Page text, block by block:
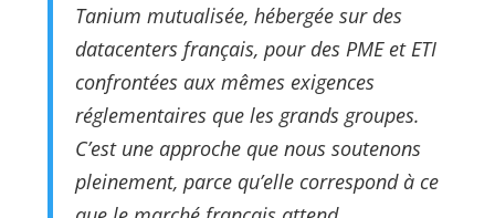
Tanium mutualisée, hébergée sur des
datacenters français, pour des PME et ETI
confrontées aux mêmes exigences
réglementaires que les grands groupes.
C’est une approche que nous soutenons
pleinement, parce qu’elle correspond à ce